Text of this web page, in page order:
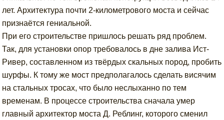
лет. Архитектура почти 2-километрового моста и сейчас
признаётся гениальной.
При его строительстве пришлось решать ряд проблем.
Так, для установки опор требовалось в дне залива Ист-
Ривер, составленном из твёрдых скальных пород, пробить
шурфы. К тому же мост предполагалось сделать висячим
на стальных тросах, что было неслыханно по тем
временам. В процессе строительства сначала умер
главный архитектор моста Д. Реблинг, которого сменил